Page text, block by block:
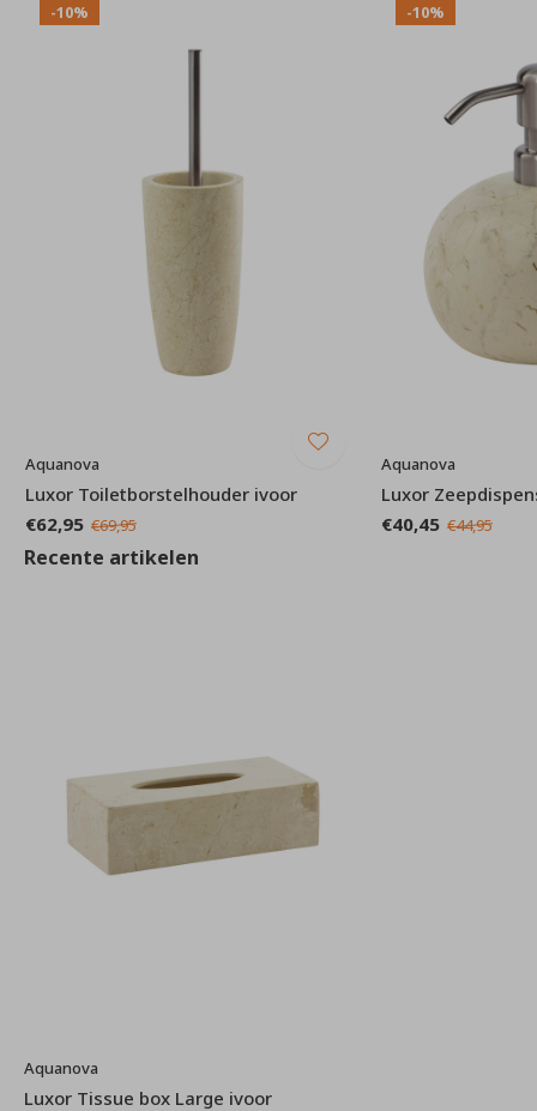
-10%
Aquanova
Luxor Toiletborstelhouder ivoor
€62,95 €69,95
-10%
Aquanova
Luxor
€40,45 €44,95
Recente artikelen
Aquanova
Luxor Tissue box Large ivoor